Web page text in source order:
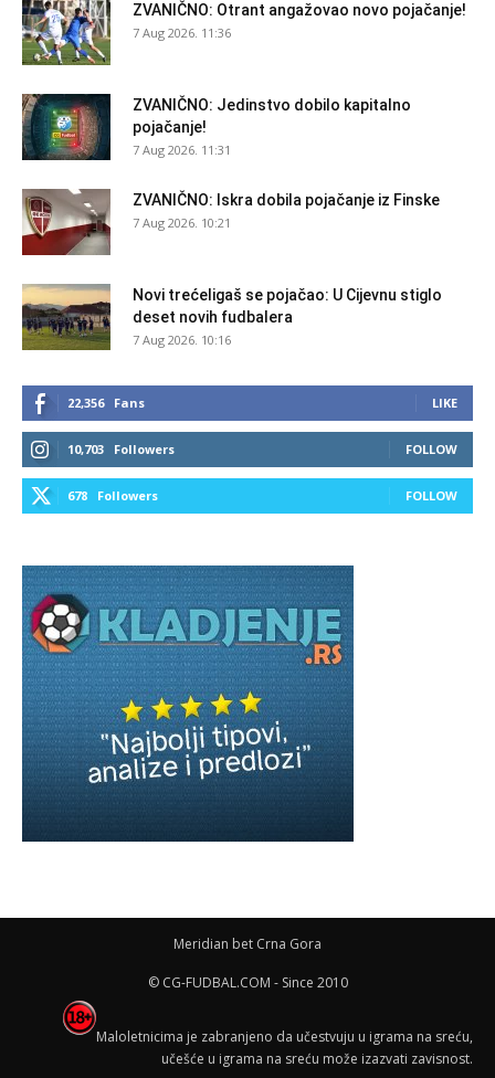
ZVANIČNO: Otrant angažovao novo pojačanje!
7 Aug 2026. 11:36
ZVANIČNO: Jedinstvo dobilo kapitalno
pojačanje!
7 Aug 2026. 11:31
ZVANIČNO: Iskra dobila pojačanje iz Finske
7 Aug 2026. 10:21
Novi trećeligaš se pojačao: U Cijevnu stiglo
deset novih fudbalera
7 Aug 2026. 10:16
22,356 Fans LIKE
10,703 Followers FOLLOW
678 Followers FOLLOW
Meridian bet Crna Gora
© CG-FUDBAL.COM - Since 2010
Maloletnicima je zabranjeno da učestvuju u igrama na sreću,
učešće u igrama na sreću može izazvati zavisnost.